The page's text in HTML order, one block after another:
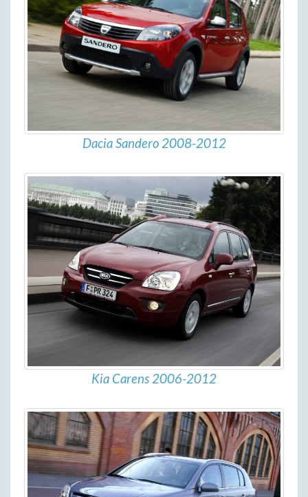
Dacia Sandero 2008-2012
Kia Carens 2006-2012